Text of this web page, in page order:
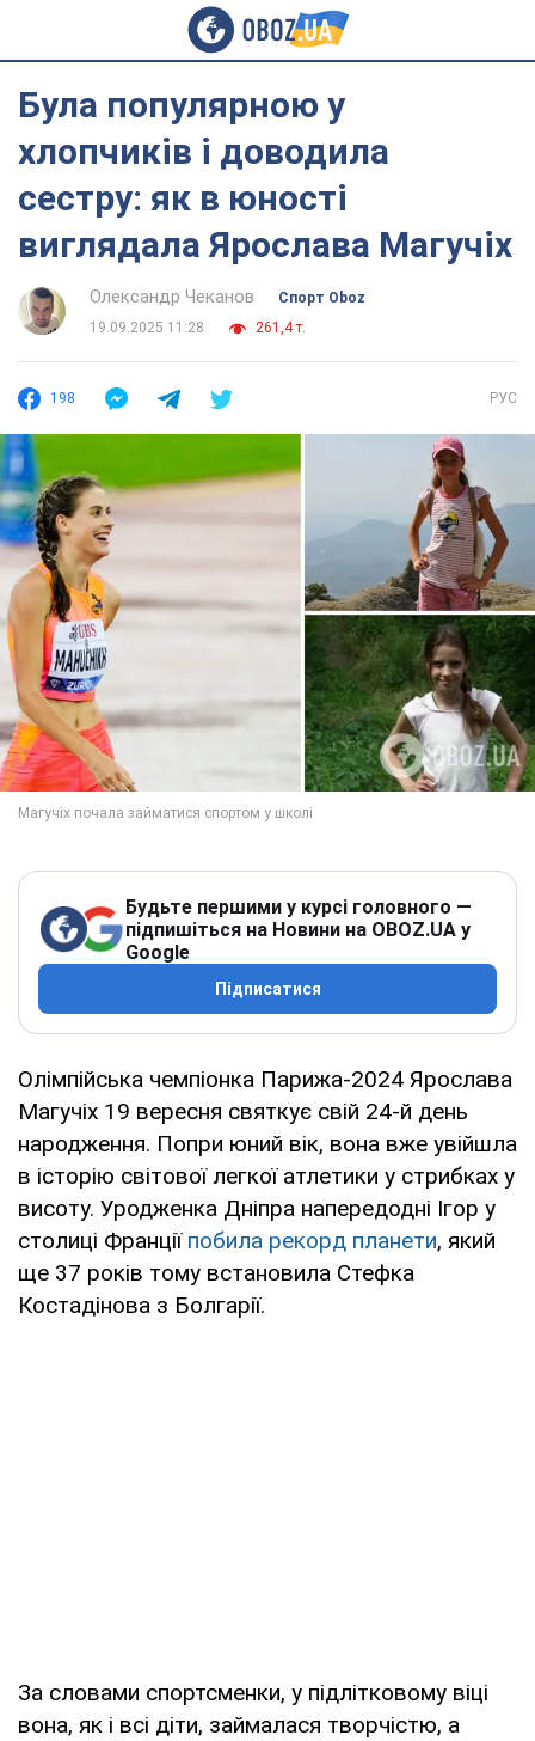
Була популярною у
хлопчиків і доводила
сестру: як в юності
виглядала Ярослава Магучіх
Олександр Чеканов
Спорт Oboz
19.09.2025 11:28
261,4 т.
198 РУС
Будьте першими у курсі головного —
підпишіться на Новини на OBOZ.UA у
Google
Підписатися
Олімпійська чемпіонка Парижа-2024 Ярослава
Магучіх 19 вересня святкує свій 24-й день
народження. Попри юний вік, вона вже увійшла
в історію світової легкої атлетики у стрибках у
висоту. Уродженка Дніпра напередодні Ігор у
столиці Франції побила рекорд планети, який
ще 37 років тому встановила Стефка
Костадінова з Болгарії.
За словами спортсменки, у підлітковому віці
вона, як і всі діти, займалася творчістю, а